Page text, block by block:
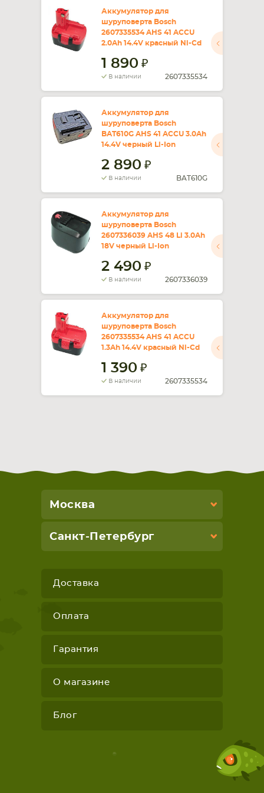
КОМПЛЕКТУЮЩИЕ
Аккумулятор для
шуруповерта Bosch
2607335534 AHS 41 ACCU
2.0Ah 14.4V красный Ni-Cd
1 890
В наличии 2607335534
Аккумулятор для
шуруповерта Bosch
BAT610G AHS 41 ACCU 3.0Ah
14.4V черный Li-Ion
2 890
В наличии BAT610G
Аккумулятор для
шуруповерта Bosch
2607336039 AHS 48 Li 3.0Ah
18V черный Li-Ion
2 490
В наличии 2607336039
Аккумулятор для
шуруповерта Bosch
2607335534 AHS 41 ACCU
1.3Ah 14.4V красный Ni-Cd
1 390
В наличии 2607335534
Москва
Санкт-Петербург
Доставка
Оплата
Гарантия
О магазине
Блог